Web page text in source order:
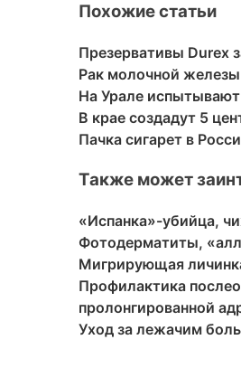
Похожие статьи
Презервативы Durex
Рак молочной
На Урале
В крае создадут 5
Пачка сигарет в
Также может
«Испанка»-убийца,
Фотодерматиты,
Мигрирующая
Профилактика
пролонгированной
Уход за лежачим